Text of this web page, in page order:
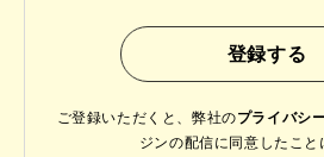
ご登録いただくと、弊社のプライバシ
ジンの配信に同意したこと